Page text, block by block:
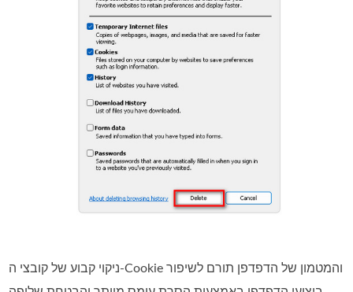
ניקוי קבוע של קובצי ה‑Cookie והמטמון של הדפדפן תורם לשיפור